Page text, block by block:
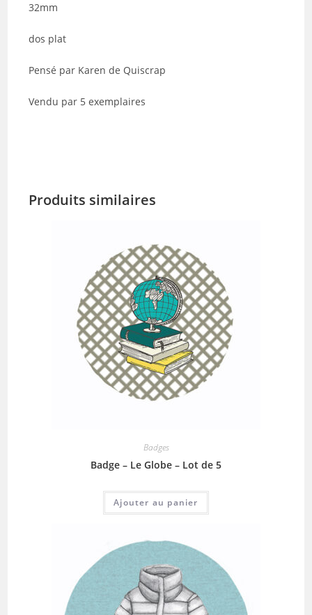
de
32mm
dos plat
Pensé par Karen de Quiscrap
Vendu par 5 exemplaires
Produits similaires
Badges
Badge – Le Globe – Lot de 5
Ajouter au panier